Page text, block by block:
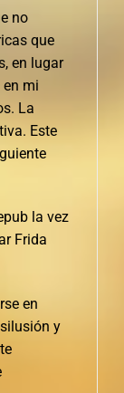
no
que
en lugar
mi
La
Este
la vez
Frida
en
y